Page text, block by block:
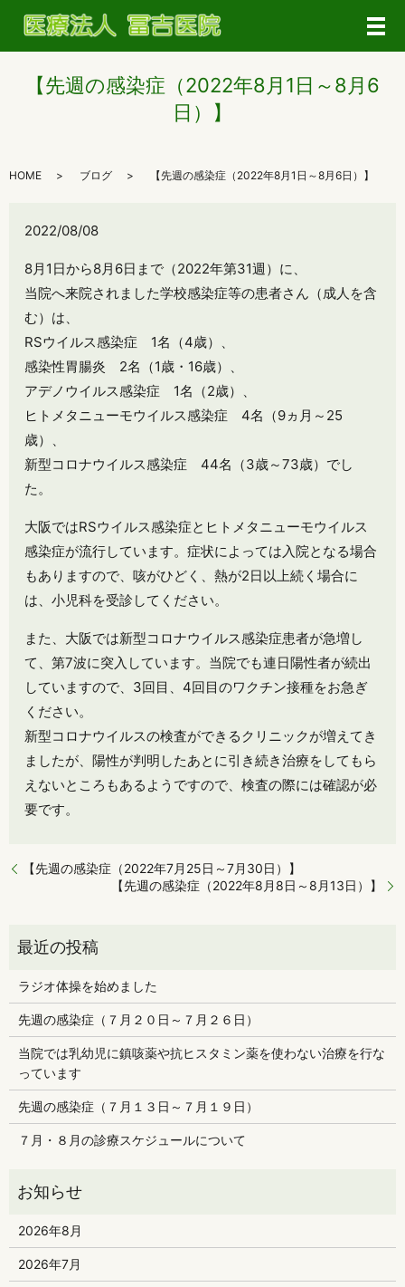
メ
【先週の感染症（2022年8月1日～8月6
日）】
HOME ブログ 【先週の感染症（2022年8月1日～8月6日）】
2022/08/08
8月1日から8月6日まで（2022年第31週）に、
当院へ来院されました学校感染症等の患者さん（成人を含
む）は、
RSウイルス感染症 1名（4歳）、
感染性胃腸炎 2名（1歳・16歳）、
アデノウイルス感染症 1名（2歳）、
ヒトメタニューモウイルス感染症 4名（9ヵ月～25
歳）、
新型コロナウイルス感染症 44名（3歳～73歳）でし
た。
大阪ではRSウイルス感染症とヒトメタニューモウイルス
感染症が流行しています。症状によっては入院となる場合
もありますので、咳がひどく、熱が2日以上続く場合に
は、小児科を受診してください。
また、大阪では新型コロナウイルス感染症患者が急増し
て、第7波に突入しています。当院でも連日陽性者が続出
していますので、3回目、4回目のワクチン接種をお急ぎ
ください。
新型コロナウイルスの検査ができるクリニックが増えてき
ましたが、陽性が判明したあとに引き続き治療をしてもら
えないところもあるようですので、検査の際には確認が必
要です。
【先週の感染症（2022年7月25日～7月30日）】
【先週の感染症（2022年8月8日～8月13日）】
ラジオ体操を始めました
先週の感染症（７月２０日～７月２６日）
当院では乳幼児に鎮咳薬や抗ヒスタミン薬を使わない治療を行な
っています
先週の感染症（７月１３日～７月１９日）
７月・８月の診療スケジュールについて
2026年8月
2026年7月